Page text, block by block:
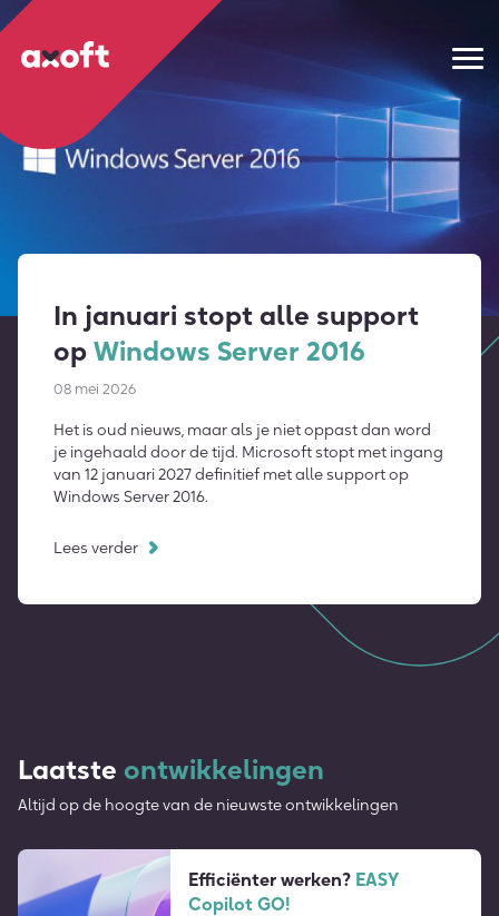
In januari stopt alle support
op Windows Server 2016
08 mei 2026
Het is oud nieuws, maar als je niet oppast dan word
je ingehaald door de tijd. Microsoft stopt met ingang
van 12 januari 2027 definitief met alle support op
Windows Server 2016.
Lees verder
Laatste ontwikkelingen
Altijd op de hoogte van de nieuwste ontwikkelingen
Efficiënter werken? EASY
Copilot GO!